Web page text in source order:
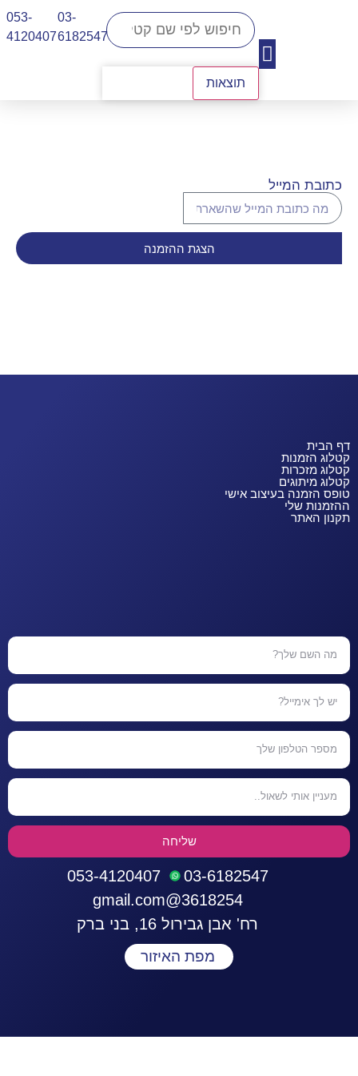
תוצאות
03-
6182547
053-
4120407​
כתובת המייל
הצגת ההזמנה
דף הבית
קטלוג הזמנות
קטלוג מזכרות
קטלוג מיתוגים
טופס הזמנה בעיצוב אישי
ההזמנות שלי
תקנון האתר
שליחה
03-6182547
053-4120407
3618254@gmail.com
רח' אבן גבירול 16, בני ברק
מפת האיזור